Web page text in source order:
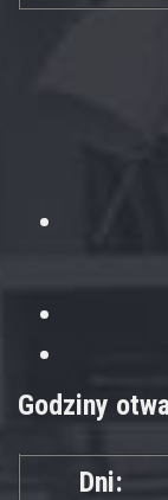
Godziny
Dni: